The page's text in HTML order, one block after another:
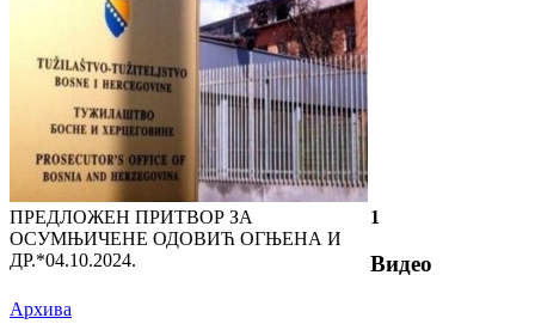
ПРЕДЛОЖЕН ПРИТВОР ЗА
ОСУМЊИЧЕНЕ ОДОВИЋ ОГЊЕНА И
ДР.*04.10.2024.
1
Видео
Архива